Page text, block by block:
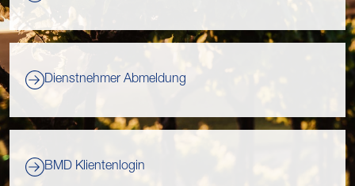
Dienstnehmer Abmeldung
BMD Klientenlogin